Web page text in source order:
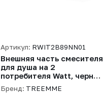
Артикул: RWIT2B89NN01
Внешняя часть смесителя
для душа на 2
потребителя Watt, черный
матовый
Бренд: TREEMME